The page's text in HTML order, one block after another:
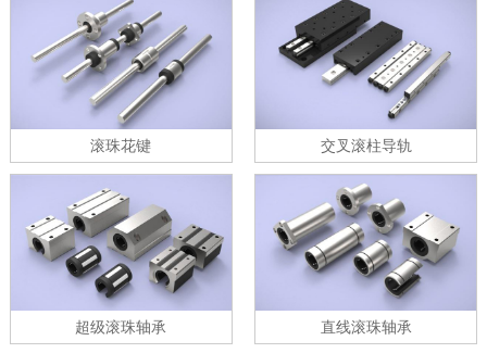
滚珠花键 交叉滚柱导轨
超级滚珠轴承 直线滚珠轴承